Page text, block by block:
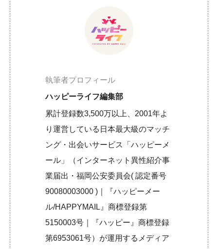
執筆者プロフィール
ハッピーライフ編集部
累計登録数3,500万以上、2001年よ
り運営している日本最大級のマッチ
ング・出会いサービス「ハッピーメ
ール」（インターネット異性紹介事
業届出・福岡公安委員会( 認定番号
90080003000 )｜『ハッピーメー
ル/HAPPYMAIL』商標登録第
5150003号｜『ハッピー』商標登録
第6953061号）が運用するメディア